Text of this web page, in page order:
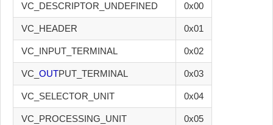
VC_DESCRIPTOR_UNDEFINED 0x00
VC_HEADER 0x01
VC_INPUT_TERMINAL 0x02
VC_ OUTPUT_TERMINAL 0x03
VC_SELECTOR_UNIT 0x04
VC_PROCESSING_UNIT 0x05